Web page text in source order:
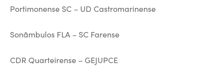
Portimonense SC – UD Castromarinense
Sonâmbulos FLA – SC Farense
CDR Quarteirense – GEJUPCE